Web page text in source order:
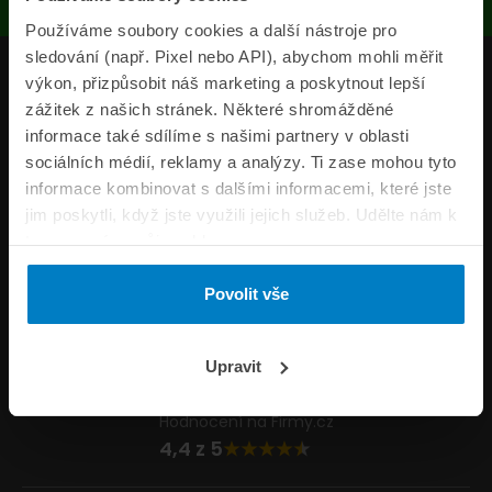
Používáme soubory cookies a další nástroje pro
sledování (např. Pixel nebo API), abychom mohli měřit
výkon, přizpůsobit náš marketing a poskytnout lepší
zážitek z našich stránek. Některé shromážděné
informace také sdílíme s našimi partnery v oblasti
sociálních médií, reklamy a analýzy. Ti zase mohou tyto
informace kombinovat s dalšími informacemi, které jste
jim poskytli, když jste využili jejich služeb. Udělte nám k
tomu prosím svůj souhlas.
Povolit vše
Upravit
Produkty
Pojišťovny
Informace
ePojisteni.cz
Formuláře
Napište nám
Hodnocení na Firmy.cz
4,4 z 5